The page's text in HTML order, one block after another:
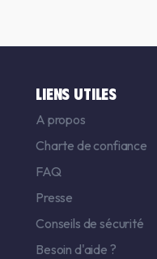
LIENS UTILES
A propos
Charte de confiance
FAQ
Presse
Conseils de sécurité
Besoin d'aide ?